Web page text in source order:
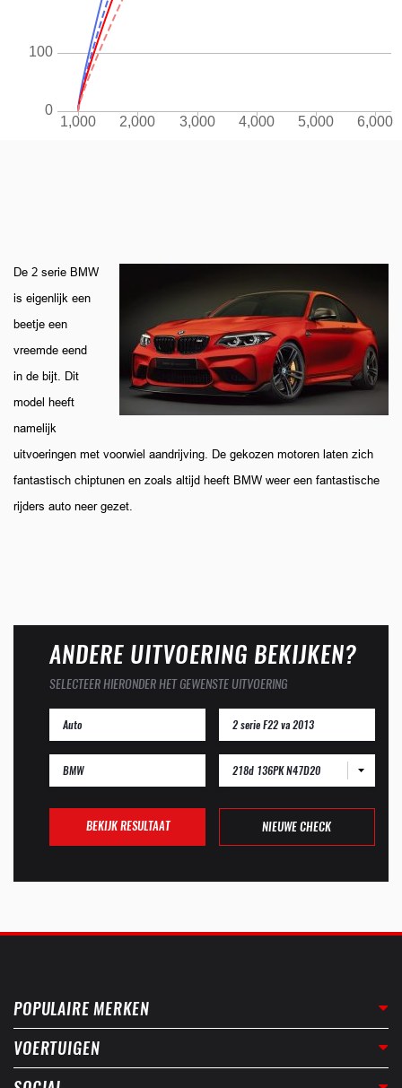
De 2 serie BMW
is eigenlijk een
beetje een
vreemde eend
in de bijt. Dit
model heeft
namelijk
uitvoeringen met voorwiel aandrijving. De gekozen motoren laten zich
fantastisch chiptunen en zoals altijd heeft BMW weer een fantastische
rijders auto neer gezet.
ANDERE UITVOERING BEKIJKEN?
SELECTEER HIERONDER HET GEWENSTE UITVOERING
218d 136PK N47D20
BEKIJK RESULTAAT NIEUWE CHECK
POPULAIRE MERKEN
VOERTUIGEN